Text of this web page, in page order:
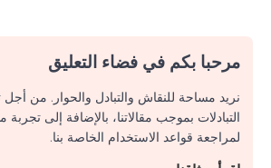
مرحبا بكم في فضاء التعليق
نريد مساحة للنقاش والتبادل والحوار. من
التبادلات بموجب مقالاتنا، بالإضافة إلى
لمراجعة قواعد الاستخدام الخاصة بنا.